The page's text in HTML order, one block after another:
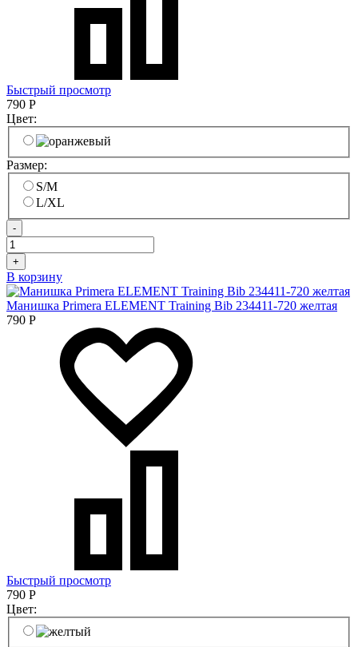
Быстрый просмотр
790 Р
Цвет:
Размер:
S/M
L/XL
-
+
В корзину
Манишка Primera ELEMENT Training Bib 234411-720 желтая
790 Р
Быстрый просмотр
790 Р
Цвет: